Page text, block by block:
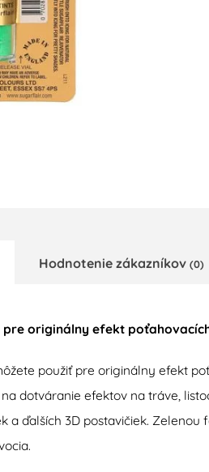
Hodnotenie zákazníkov (0)
pre originálny efekt
použiť pre originálny efekt
dotváranie efektov na tráve,
a ďalších 3D postavičiek.